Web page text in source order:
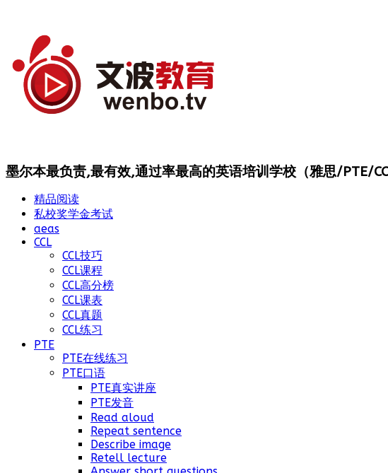
墨尔本最负责,最有效,通过率最高的英语培训学校（雅思/PTE/
精品阅读
私校奖学金考试
aeas
CCL
CCL技巧
CCL课程
CCL高分榜
CCL课表
CCL真题
CCL练习
PTE
PTE在线练习
PTE口语
PTE真实讲座
PTE发音
Read aloud
Repeat sentence
Describe image
Retell lecture